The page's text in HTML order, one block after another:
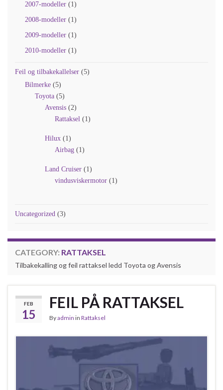
2007-modeller (1)
2008-modeller (1)
2009-modeller (1)
2010-modeller (1)
Feil og tilbakekallelser (5)
Bilmerke (5)
Toyota (5)
Avensis (2)
Rattaksel (1)
Hilux (1)
Airbag (1)
Land Cruiser (1)
vindusviskermotor (1)
Uncategorized (3)
CATEGORY: RATTAKSEL
Tilbakekalling og feil rattaksel ledd Toyota og Avensis
FEB
15
FEIL PÅ RATTAKSEL
Byadmin in Rattaksel